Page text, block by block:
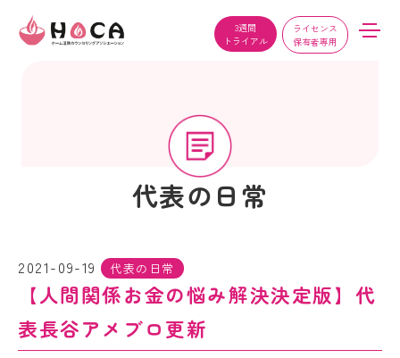
3週間
トライアル
ライセンス
保有者専用
代表の日常
2021-09-19 代表の日常
【人間関係お金の悩み解決決定版】代
表長谷アメブロ更新